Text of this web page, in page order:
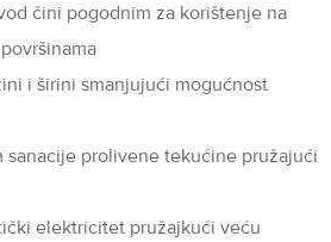
čini pogodnim za korištenje na
i širini smanjujući mogućnost
sanacije prolivene tekućine pružajući
elektricitet pružajkući veću